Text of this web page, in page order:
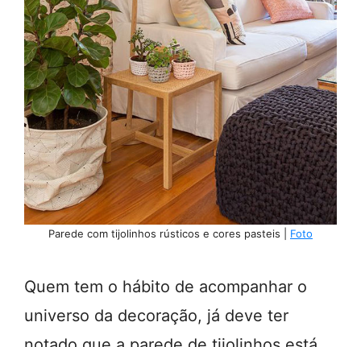
Parede com tijolinhos rústicos e cores pasteis | Foto
Quem tem o hábito de acompanhar o
universo da decoração, já deve ter